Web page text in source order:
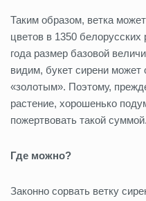
Таким образом, ветка
цветов в 1350 белорусских
года размер базовой
видим, букет сирени может
«золотым». Поэтому,
растение, хорошенько
пожертвовать такой суммой.
Где можно?
Законно сорвать ветку